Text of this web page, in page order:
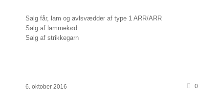
Salg får, lam og avlsvædder af type 1 ARR/ARR
Salg af lammekød
Salg af strikkegarn
6. oktober 2016 0